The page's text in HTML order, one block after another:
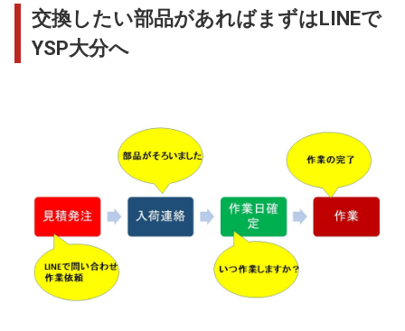
交換したい部品があればまずはLINEで
YSP大分へ